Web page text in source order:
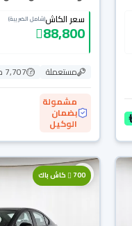
سعر الكاش(شامل الضريبة)
88,800
مستعملة 7,707 كم
مشمولة
بضمان
الوكيل
700 كاش باك